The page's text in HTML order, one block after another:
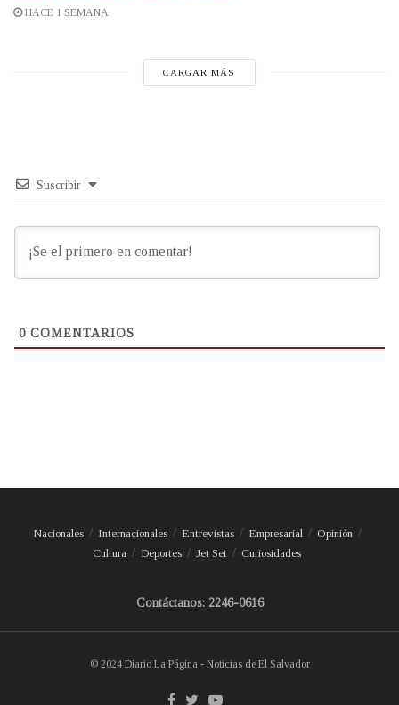
HACE 1 SEMANA
CARGAR MÁS
Suscribir
0 COMENTARIOS
Nacionales Internacionales Entrevistas Empresarial
Opinión
Cultura
Deportes Jet Set Curiosidades
Contáctanos: 2246-0616
© 2024 Diario La Página - Noticias de El Salvador